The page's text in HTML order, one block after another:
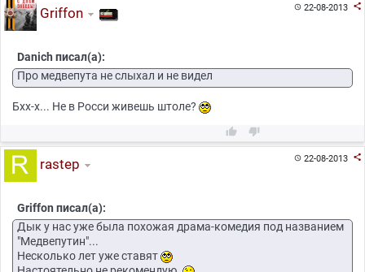
22-08-2013 
Griffon
Danich писал(а):
Про медвепута не слыхал и не видел
Бхх-х... Не в Росси живешь штоле?
 
22-08-2013 
rastep
Griffon писал(а):
Дык у нас уже была похожая драма-комедия под названием
"Медвепутин"...
Несколько лет уже ставят